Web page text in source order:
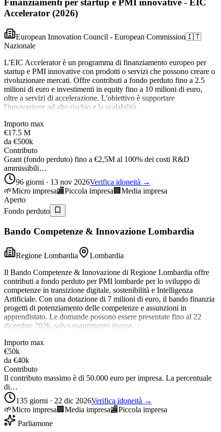
Finanziamenti per startup e PMI innovative - EIC
Accelerator (2026)
European Innovation Council - European Commission🇮🇹
Nazionale
L'EIC Accelerator è un programma di finanziamento europeo per
startup e PMI innovative con prodotti o servizi che possono creare o
rivoluzionare mercati. Offre contributi a fondo perduto fino a 2.5
milioni di euro e investimenti in equity fino a 10 milioni di euro,
oltre a servizi di accelerazione. L'obiettivo è supportare
l'innovazione ad alto rischio e la scalabilità.
Importo max
€17.5 M
da €500k
Contributo
Grant (fondo perduto) fino a €2,5M al 100% dei costi R&D
ammissibili…
96 giorni · 13 nov 2026Verifica idoneità →
🌱Micro impresa🏬Piccola impresa🏢 Media impresa
Aperto
Fondo perduto
Bando Competenze & Innovazione Lombardia
Regione Lombardia
Lombardia
Il Bando Competenze & Innovazione di Regione Lombardia offre
contributi a fondo perduto per PMI lombarde per lo sviluppo di
competenze in transizione digitale, sostenibilità e Intelligenza
Artificiale. Con una dotazione di 7 milioni di euro, il bando finanzia
progetti di potenziamento delle competenze e assunzioni in
apprendistato. Le domande possono essere presentate fino al 22
dicembre 2026, salvo esaurimento risorse.
Importo max
€50k
da €40k
Contributo
Il contributo massimo è di 50.000 euro per impresa. La percentuale
di…
135 giorni · 22 dic 2026Verifica idoneità →
🌱Micro impresa 🏢 Media impresa🏬Piccola impresa
Parliamone